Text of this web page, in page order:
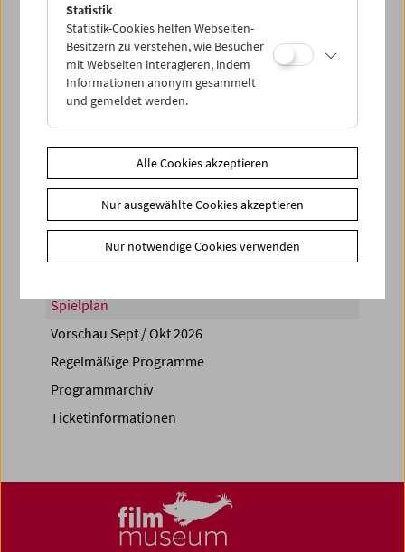
PROGRAMM ÜBERBLICK
Share on
Spielplan
Vorschau Sept / Okt 2026
Regelmäßige Programme
Programmarchiv
Ticketinformationen
Statistik
Statistik-Cookies helfen Webseiten-
Besitzern zu verstehen, wie Besucher
mit Webseiten interagieren, indem
Informationen anonym gesammelt
und gemeldet werden.
Alle Cookies akzeptieren
Nur ausgewählte Cookies akzeptieren
Nur notwendige Cookies verwenden